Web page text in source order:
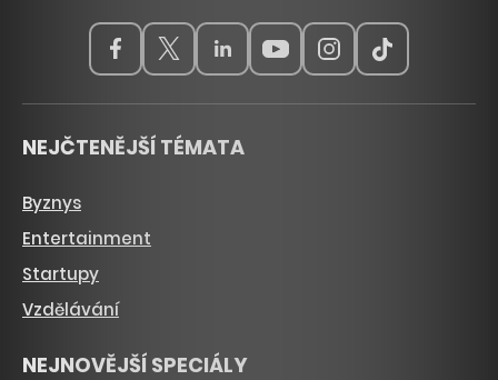
NEJČTENĚJŠÍ TÉMATA
Byznys
Entertainment
Startupy
Vzdělávání
NEJNOVĚJŠÍ SPECIÁLY